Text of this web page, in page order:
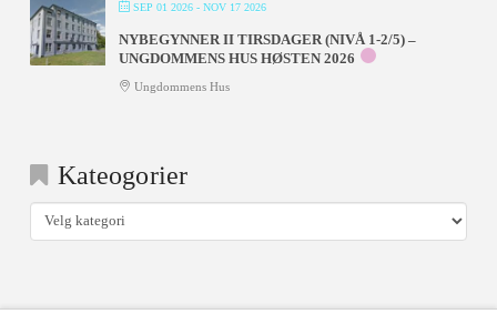
SEP 01 2026- NOV 17 2026
NYBEGYNNER II TIRSDAGER (NIVÅ 1-2/5) –
UNGDOMMENS HUS HØSTEN 2026
Ungdommens Hus
Kateogorier
Kateogorier